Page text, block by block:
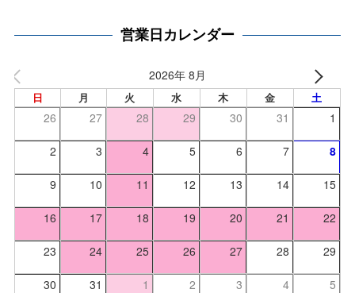
営業日カレンダー
2026年 8月
日 月 火 水 木 金 土
26 27 28 29 30 31 1
2 3 4 5 6 7 8
9 10 11 12 13 14 15
16 17 18 19 20 21 22
23 24 25 26 27 28 29
30 31 1 2 3 4 5